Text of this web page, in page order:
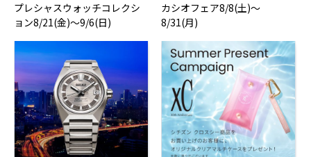
プレシャスウォッチコレクシ
ョン8/21(金)～9/6(日)
カシオフェア8/8(土)～
8/31(月)